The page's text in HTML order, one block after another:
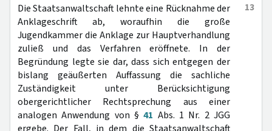
13
Die Staatsanwaltschaft lehnte eine Rücknahme der
Anklageschrift ab, woraufhin die große
Jugendkammer die Anklage zur Hauptverhandlung
zuließ und das Verfahren eröffnete. In der
Begründung legte sie dar, dass sich entgegen der
bislang geäußerten Auffassung die sachliche
Zuständigkeit unter Berücksichtigung
obergerichtlicher Rechtsprechung aus einer
analogen Anwendung von §41 Abs. 1 Nr. 2 JGG